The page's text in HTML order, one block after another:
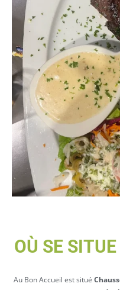
OÙ SE
Au Bon Accueil est situé